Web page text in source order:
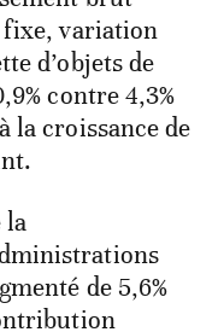
variation
d’objets de
contre 4,3%
la croissance de
la
de 5,6%